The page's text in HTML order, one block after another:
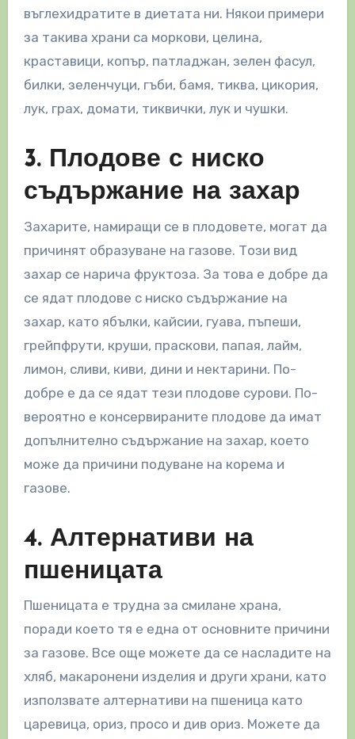
въглехидратите в диетата ни. Някои примери
за такива храни са моркови, целина,
краставици, копър, патладжан, зелен фасул,
билки, зеленчуци, гъби, бамя, тиква, цикория,
лук, грах, домати, тиквички, лук и чушки.
3. Плодове с ниско
съдържание на захар
Захарите, намиращи се в плодовете, могат да
причинят образуване на газове. Този вид
захар се нарича фруктоза. За това е добре да
се ядат плодове с ниско съдържание на
захар, като ябълки, кайсии, гуава, пъпеши,
грейпфрути, круши, праскови, папая, лайм,
лимон, сливи, киви, дини и нектарини. По-
добре е да се ядат тези плодове сурови. По-
вероятно е консервираните плодове да имат
допълнително съдържание на захар, което
може да причини подуване на корема и
газове.
4. Алтернативи на
пшеницата
Пшеницата е трудна за смилане храна,
поради което тя е една от основните причини
за газове. Все още можете да се насладите на
хляб, макаронени изделия и други храни, като
използвате алтернативи на пшеница като
царевица, ориз, просо и див ориз. Можете да